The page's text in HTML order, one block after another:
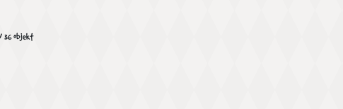
36 objekt